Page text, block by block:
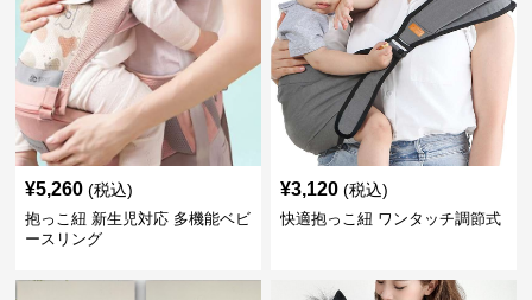
¥5,260 (税込)
抱っこ紐 新生児対応 多機能ベビ
ースリング
¥3,120 (税込)
快適抱っこ紐 ワンタッチ調節式